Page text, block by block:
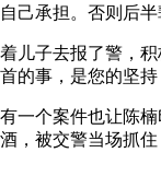
己承担。否则后
子去报了警，积
的事，是您的坚
个案件也让陈楠
，被交警当场抓